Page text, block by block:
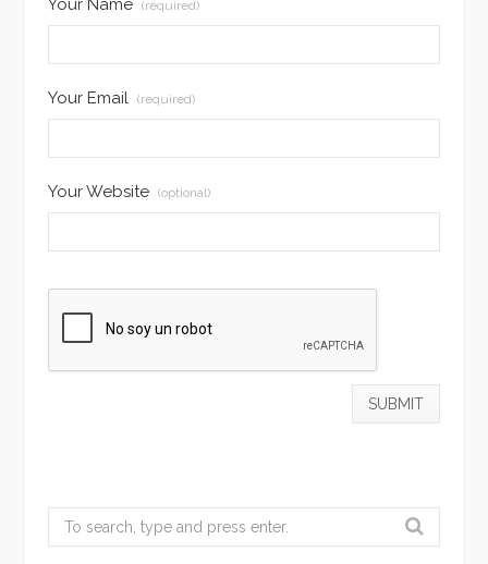
Your Name (required)
Your Email (required)
Your Website (optional)
Search
for: